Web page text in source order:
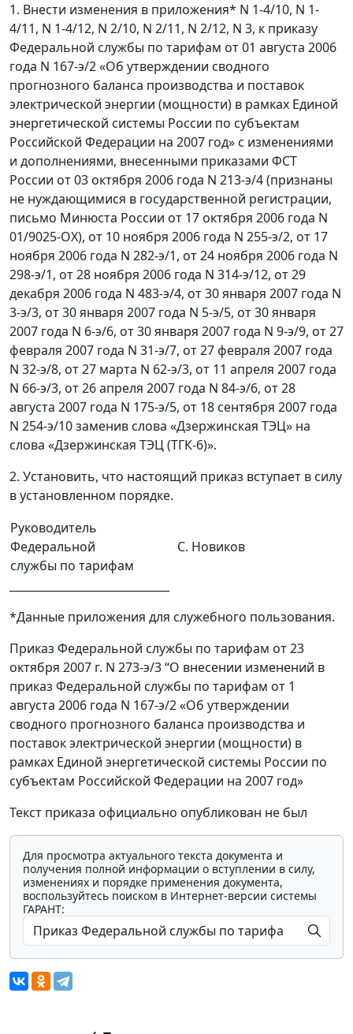
1. Внести изменения в приложения* N 1-4/10, N 1-
4/11, N 1-4/12, N 2/10, N 2/11, N 2/12, N 3, к приказу
Федеральной службы по тарифам от 01 августа 2006
года N 167-э/2 «Об утверждении сводного
прогнозного баланса производства и поставок
электрической энергии (мощности) в рамках Единой
энергетической системы России по субъектам
Российской Федерации на 2007 год» с изменениями
и дополнениями, внесенными приказами ФСТ
России от 03 октября 2006 года N 213-э/4 (признаны
не нуждающимися в государственной регистрации,
письмо Минюста России от 17 октября 2006 года N
01/9025-ОХ), от 10 ноября 2006 года N 255-э/2, от 17
ноября 2006 года N 282-э/1, от 24 ноября 2006 года N
298-э/1, от 28 ноября 2006 года N 314-э/12, от 29
декабря 2006 года N 483-э/4, от 30 января 2007 года N
3-э/3, от 30 января 2007 года N 5-э/5, от 30 января
2007 года N 6-э/6, от 30 января 2007 года N 9-э/9, от 27
февраля 2007 года N 31-э/7, от 27 февраля 2007 года
N 32-э/8, от 27 марта N 62-э/3, от 11 апреля 2007 года
N 66-э/3, от 26 апреля 2007 года N 84-э/6, от 28
августа 2007 года N 175-э/5, от 18 сентября 2007 года
N 254-э/10 заменив слова «Дзержинская ТЭЦ» на
слова «Дзержинская ТЭЦ (ТГК-6)».
2. Установить, что настоящий приказ вступает в силу
в установленном порядке.
Руководитель
Федеральной
службы по тарифам
С. Новиков
*Данные приложения для служебного пользования.
Приказ Федеральной службы по тарифам от 23
октября 2007 г. N 273-э/3 “О внесении изменений в
приказ Федеральной службы по тарифам от 1
августа 2006 года N 167-э/2 «Об утверждении
сводного прогнозного баланса производства и
поставок электрической энергии (мощности) в
рамках Единой энергетической системы России по
субъектам Российской Федерации на 2007 год»
Текст приказа официально опубликован не был
Для просмотра актуального текста документа и
получения полной информации о вступлении в силу,
изменениях и порядке применения документа,
воспользуйтесь поиском в Интернет-версии системы
ГАРАНТ: